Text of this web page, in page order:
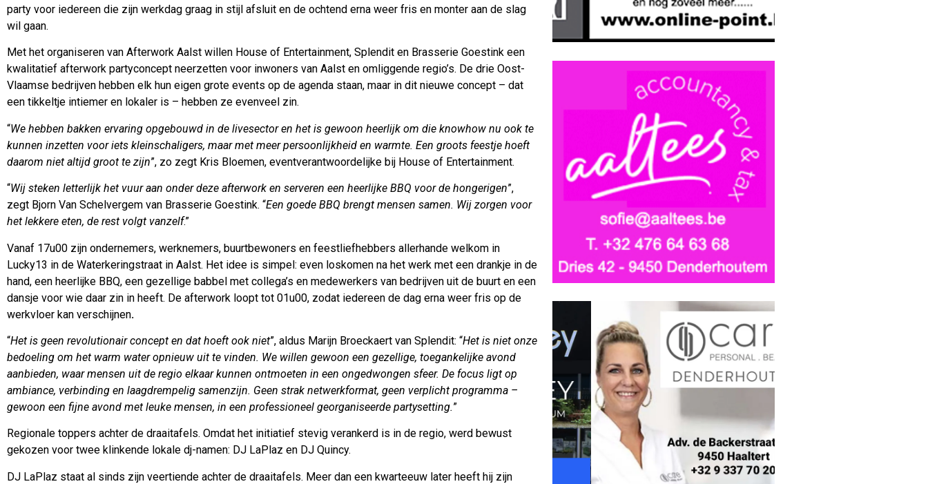
party voor iedereen die zijn werkdag graag in stijl afsluit en de ochtend erna weer fris en monter aan de slag
wil gaan.
Met het organiseren van Afterwork Aalst willen House of Entertainment, Splendit en Brasserie Goestink een
kwalitatief afterwork partyconcept neerzetten voor inwoners van Aalst en omliggende regio’s. De drie Oost-
Vlaamse bedrijven hebben elk hun eigen grote events op de agenda staan, maar in dit nieuwe concept – dat
een tikkeltje intiemer en lokaler is – hebben ze evenveel zin.
“We hebben bakken ervaring opgebouwd in de livesector en het is gewoon heerlijk om die knowhow nu ook te
kunnen inzetten voor iets kleinschaligers, maar met meer persoonlijkheid en warmte. Een groots feestje hoeft
daarom niet altijd groot te zijn”, zo zegt Kris Bloemen, eventverantwoordelijke bij House of Entertainment.
“Wij steken letterlijk het vuur aan onder deze afterwork en serveren een heerlijke BBQ voor de hongerigen”,
zegt Bjorn Van Schelvergem van Brasserie Goestink. “Een goede BBQ brengt mensen samen. Wij zorgen voor
het lekkere eten, de rest volgt vanzelf.”
Vanaf 17u00 zijn ondernemers, werknemers, buurtbewoners en feestliefhebbers allerhande welkom in
Lucky13 in de Waterkeringstraat in Aalst. Het idee is simpel: even loskomen na het werk met een drankje in de
hand, een heerlijke BBQ, een gezellige babbel met collega’s en medewerkers van bedrijven uit de buurt en een
dansje voor wie daar zin in heeft. De afterwork loopt tot 01u00, zodat iedereen de dag erna weer fris op de
werkvloer kan verschijnen.
“Het is geen revolutionair concept en dat hoeft ook niet”, aldus Marijn Broeckaert van Splendit: “Het is niet onze
bedoeling om het warm water opnieuw uit te vinden. We willen gewoon een gezellige, toegankelijke avond
aanbieden, waar mensen uit de regio elkaar kunnen ontmoeten in een ongedwongen sfeer. De focus ligt op
ambiance, verbinding en laagdrempelig samenzijn. Geen strak netwerkformat, geen verplicht programma –
gewoon een fijne avond met leuke mensen, in een professioneel georganiseerde partysetting.”
Regionale toppers achter de draaitafels. Omdat het initiatief stevig verankerd is in de regio, werd bewust
gekozen voor twee klinkende lokale dj-namen: DJ LaPlaz en DJ Quincy.
DJ LaPlaz staat al sinds zijn veertiende achter de draaitafels. Meer dan een kwarteeuw later heeft hij zijn